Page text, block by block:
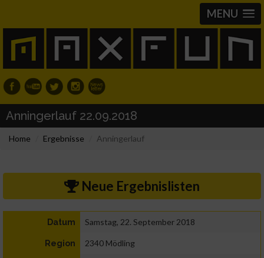
MENU
Anningerlauf 22.09.2018
Home Ergebnisse Anningerlauf
Neue Ergebnislisten
Datum Samstag, 22. September 2018
Region 2340 Mödling